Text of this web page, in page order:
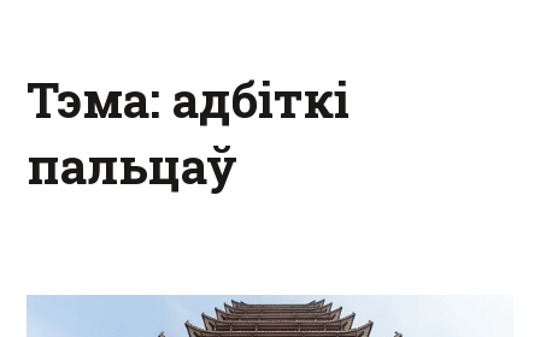
Тэма: адбіткі
пальцаў